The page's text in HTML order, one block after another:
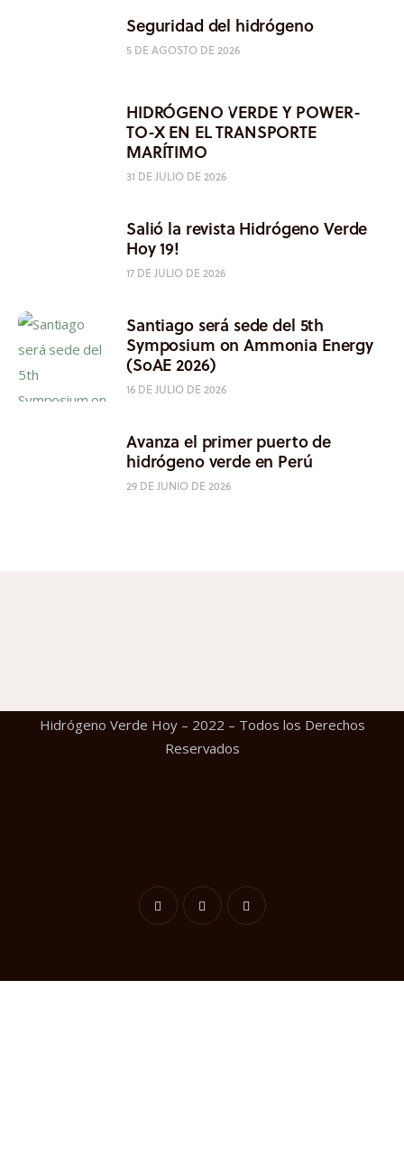
Seguridad del hidrógeno
5 DE AGOSTO DE 2026
HIDRÓGENO VERDE Y POWER-
TO-X EN EL TRANSPORTE
MARÍTIMO
31 DE JULIO DE 2026
Salió la revista Hidrógeno Verde
Hoy 19!
17 DE JULIO DE 2026
Santiago será sede del 5th
Symposium on Ammonia Energy
(SoAE 2026)
16 DE JULIO DE 2026
Avanza el primer puerto de
hidrógeno verde en Perú
29 DE JUNIO DE 2026
Hidrógeno Verde Hoy – 2022 – Todos los Derechos
Reservados